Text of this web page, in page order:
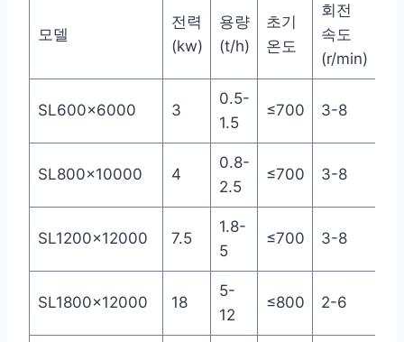
모델
전력
(kw)
용량
(t/h)
초기
온도
회전
속도
(r/min)
SL600x6000 3
0.5-
1.5
≤700 3-8
SL800x10000 4
0.8-
2.5
≤700 3-8
SL1200x12000 7.5
1.8-
5
≤700 3-8
SL1800x12000 18
5-
12
≤800 2-6